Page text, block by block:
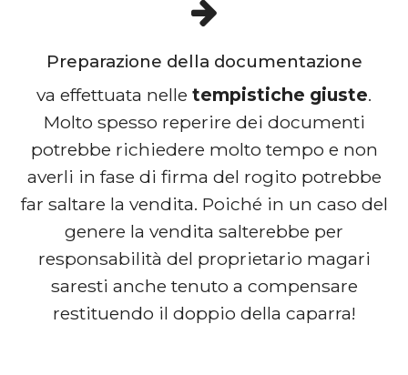
Preparazione della documentazione
va effettuata nelle tempistiche giuste.
Molto spesso reperire dei documenti
potrebbe richiedere molto tempo e non
averli in fase di firma del rogito potrebbe
far saltare la vendita. Poiché in un caso del
genere la vendita salterebbe per
responsabilità del proprietario magari
saresti anche tenuto a compensare
restituendo il doppio della caparra!